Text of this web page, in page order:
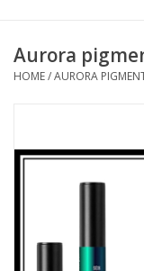
Acrylpoeder
Apparatuur
Gellak
Aurora
HOME/AURORA